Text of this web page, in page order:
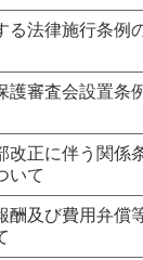
る法律施行条例
護審査会設置条
改正に伴う関係
いて
酬及び費用弁償